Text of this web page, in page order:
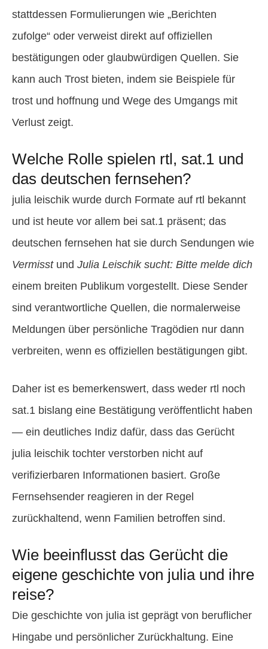
stattdessen Formulierungen wie „Berichten
zufolge“ oder verweist direkt auf offiziellen
bestätigungen oder glaubwürdigen Quellen. Sie
kann auch Trost bieten, indem sie Beispiele für
trost und hoffnung und Wege des Umgangs mit
Verlust zeigt.
Welche Rolle spielen rtl, sat.1 und
das deutschen fernsehen?
julia leischik wurde durch Formate auf rtl bekannt
und ist heute vor allem bei sat.1 präsent; das
deutschen fernsehen hat sie durch Sendungen wie
Vermisstund Julia Leischik sucht: Bitte melde dich
einem breiten Publikum vorgestellt. Diese Sender
sind verantwortliche Quellen, die normalerweise
Meldungen über persönliche Tragödien nur dann
verbreiten, wenn es offiziellen bestätigungen gibt.
Daher ist es bemerkenswert, dass weder rtl noch
sat.1 bislang eine Bestätigung veröffentlicht haben
— ein deutliches Indiz dafür, dass das Gerücht
julia leischik tochter verstorben nicht auf
verifizierbaren Informationen basiert. Große
Fernsehsender reagieren in der Regel
zurückhaltend, wenn Familien betroffen sind.
Wie beeinflusst das Gerücht die
eigene geschichte von julia und ihre
reise?
Die geschichte von julia ist geprägt von beruflicher
Hingabe und persönlicher Zurückhaltung. Eine